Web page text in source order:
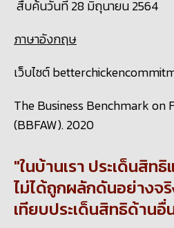
สืบค้นวันที่ 28 มิถุนายน 2564
ภาษาอังกฤษ
เว็บไซต์
The Business Benchmark on
(BBFAW). 2020
ในบ้านเรา ประเด็นสิ
ไม่ได้ถูกผลักดันอย่างจ
เทียบประเด็นสิทธิด้านอื่